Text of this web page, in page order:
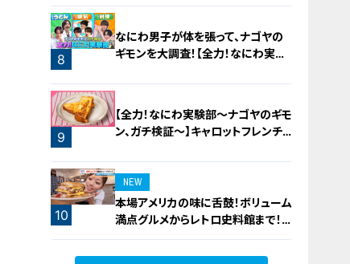
6
7
8
なにわ男子が体を張って、ナゴヤの
ギモンを大調査！【全力！なにわ実験
9
【全力！なにわ実験部～ナゴヤのギモ
ン、ガチ検証～】キャロットフレンチ
10
NEW
本場アメリカの味に舌鼓！ボリューム
満点グルメからレトロ史料館まで！
愛知・東海市の感動スポット3選